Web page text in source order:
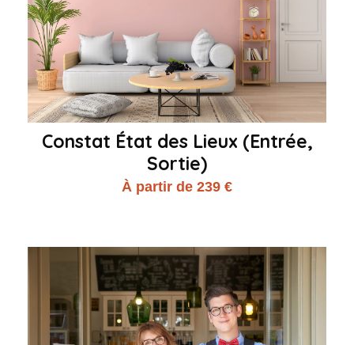
Constat État des Lieux (Entrée,
Sortie)
À partir de 239 €